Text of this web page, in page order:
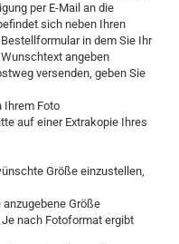
per E-Mail an die
sich neben Ihren
in dem Sie Ihr
angeben
versenden, geben Sie
Ihrem Foto
auf einer Extrakopie Ihres
Größe einzustellen,
Größe
nach Fotoformat ergibt